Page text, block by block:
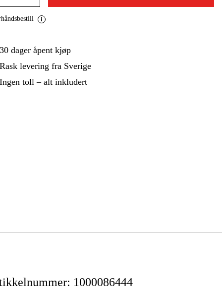
30 dager åpent kjøp
Rask levering fra Sverige
Ingen toll – alt inkludert
: 1000086444